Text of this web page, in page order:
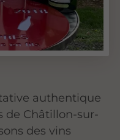
authentique
de Châtillon-sur-
des vins